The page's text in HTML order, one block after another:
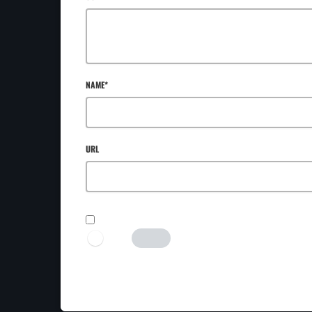
NAME*
URL
I AM HUMAN